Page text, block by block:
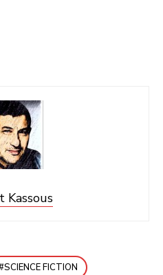
Kassous
SCIENCE FICTION